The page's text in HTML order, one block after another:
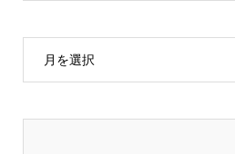
月を選択